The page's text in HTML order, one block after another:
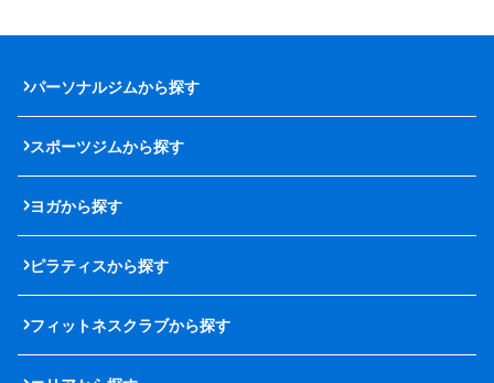
パーソナルジムから探す
スポーツジムから探す
ヨガから探す
ピラティスから探す
フィットネスクラブから探す